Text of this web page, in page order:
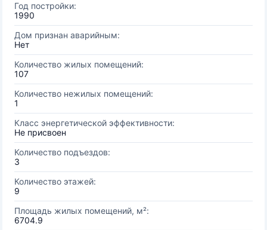
Год постройки:
1990
Дом признан аварийным:
Нет
Количество жилых помещений:
107
Количество нежилых помещений:
1
Класс энергетической эффективности:
Не присвоен
Количество подъездов:
3
Количество этажей:
9
Площадь жилых помещений, м²:
6704.9